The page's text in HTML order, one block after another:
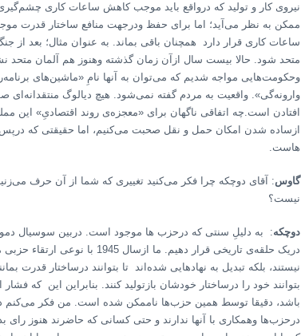
نیروی کار و تولید که درواقع باید موجب کاهش ساعات کاری
ممکن به نظر می‌آید؛ اما برای حفظ ودرجهت منافع ساختار قدرت
ساعات کاری قرار دارد همچنان باقی بماند. به عنوان مثال؛ بعد از
متحد شود. حالا بیست سال ازآن زمان گذشته وهنوز هم آلمان متحد
وحکومت‌هایی مواجه شدیم که می‌توان به آنها نامِ «ماشین‌های
وارونه‌گی». واقعیت به مردم گفته نمی‌شود. هیچ دیالوگ منتقدانه‌ای
افتادن است.چه اتفاقی ناگهان برای «معجزه‌ی روند اقتصادیِ» این
ازساده شدن امکان حمل و نقل صحبت می‌کنیم، اما حقیقتی که
هاست.
گاوس: آقای دوچکه چرا فکر می‌کنید تغییری که شما از آن حرف
نیست؟
دوچکه: به دلیلِ سنتی که درحزب ها موجود است. دربین سوسیال
دریک حلقه‌ی تاریخی قرار دهیم.
نیستند، بلکه تبدیل به نهادهایی شده‌اند تا بتوانند درساختار
بتوانند خود را درساختار خودشان بازتولید کنند. بنابراین این که
باشد، دقیقا توسط همین حزب‌ها ناممکن شده است. من فکر می‌کنم
درحزب‌ها وهمکاری با آنها ندارند و حتی کسانی که حاضرند هنوز